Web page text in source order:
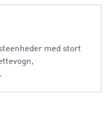
med stort